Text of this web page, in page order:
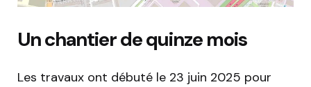
Un chantier de quinze mois
Les travaux ont débuté le 23 juin 2025 pour